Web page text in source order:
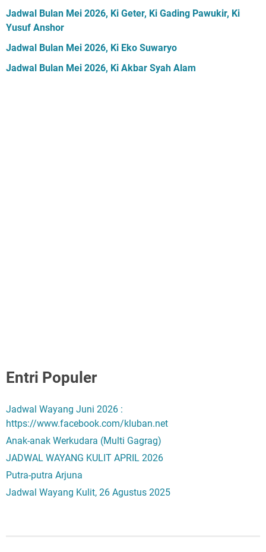
Jadwal Bulan Mei 2026, Ki Geter, Ki Gading Pawukir, Ki
Yusuf Anshor
Jadwal Bulan Mei 2026, Ki Eko Suwaryo
Jadwal Bulan Mei 2026, Ki Akbar Syah Alam
Entri Populer
Jadwal Wayang Juni 2026 :
https://www.facebook.com/kluban.net
Anak-anak Werkudara (Multi Gagrag)
JADWAL WAYANG KULIT APRIL 2026
Putra-putra Arjuna
Jadwal Wayang Kulit, 26 Agustus 2025